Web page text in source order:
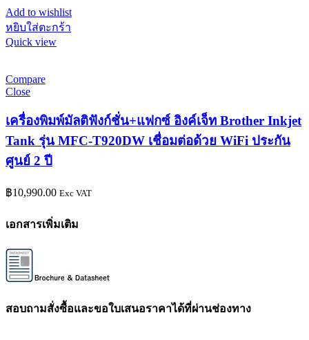
Add to wishlist
หยิบใส่ตะกร้า
Quick view
Compare
Close
เครื่องพิมพ์มัลติฟังก์ชั่น+แฟกซ์ อิงค์เจ็ท Brother Inkjet
Tank รุ่น MFC-T920DW เชื่อมต่อด้วย WiFi ประกัน
ศูนย์ 2 ปี
฿10,990.00 Exc VAT
เอกสารเพิ่มเติม
สอบถามสั่งซื้อและขอใบเสนอราคาได้ที่ผ่านช่องทาง